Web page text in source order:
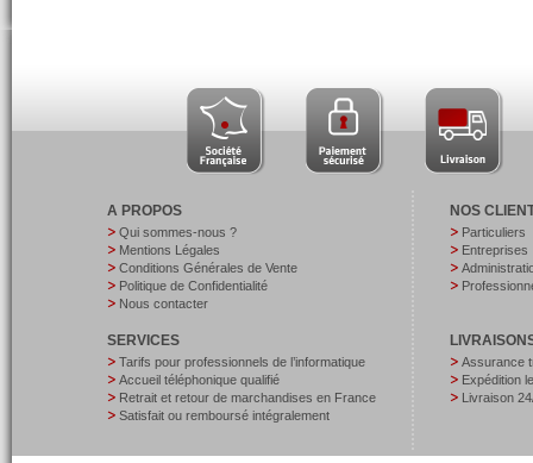
A PROPOS
Qui sommes-nous ?
Mentions Légales
Conditions Générales de Vente
Politique de Confidentialité
Nous contacter
SERVICES
Tarifs pour professionnels de l’informatique
Accueil téléphonique qualifié
Retrait et retour de marchandises en France
Satisfait ou remboursé intégralement
NOS
Particuliers
Entreprises
Assurance
Expédition
Livraison